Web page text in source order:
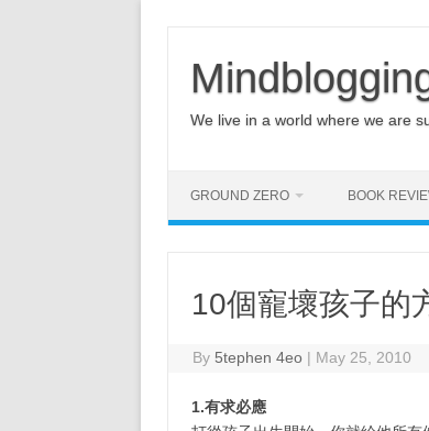
We live in a world where we are
GROUND ZERO BOOK
10個寵壞孩子的
By 5tephen 4eo | May 25, 2010
1.有求必應